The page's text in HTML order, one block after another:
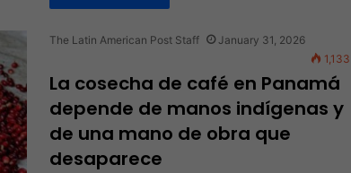
The Latin American Post Staff
January 31, 2026
1,133
La cosecha de café en Panamá
depende de manos indígenas y
de una mano de obra que
desaparece